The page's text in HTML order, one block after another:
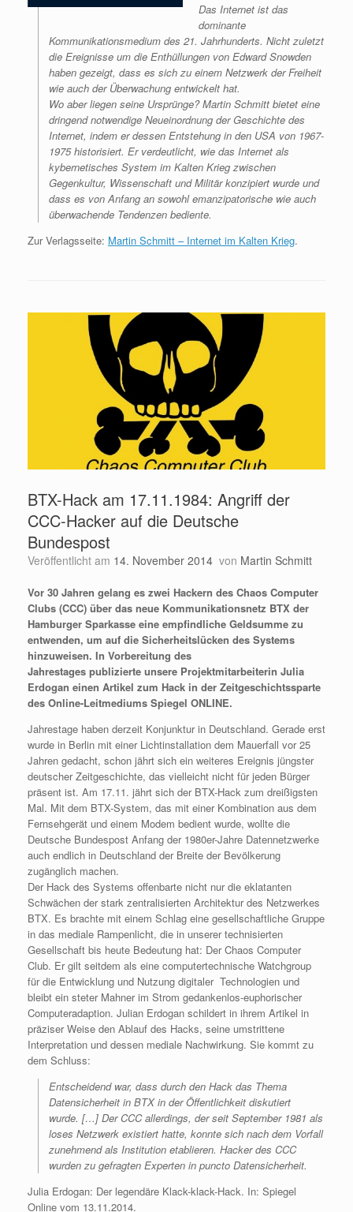
Das Internet ist das
dominante
Kommunikationsmedium des 21. Jahrhunderts. Nicht zuletzt
die Ereignisse um die Enthüllungen von Edward Snowden
haben gezeigt, dass es sich zu einem Netzwerk der Freiheit
wie auch der Überwachung entwickelt hat.
Wo aber liegen seine Ursprünge? Martin Schmitt bietet eine
dringend notwendige Neueinordnung der Geschichte des
Internet, indem er dessen Entstehung in den USA von 1967-
1975 historisiert. Er verdeutlicht, wie das Internet als
kybernetisches System im Kalten Krieg zwischen
Gegenkultur, Wissenschaft und Militär konzipiert wurde und
dass es von Anfang an sowohl emanzipatorische wie auch
überwachende Tendenzen bediente.
Zur Verlagsseite: Martin Schmitt – Internet im Kalten Krieg.
BTX-Hack am 17.11.1984: Angriff der
CCC-Hacker auf die Deutsche
Bundespost
Veröffentlicht am 14. November 2014 von Martin Schmitt
Vor 30 Jahren gelang es zwei Hackern des Chaos Computer
Clubs (CCC) über das neue Kommunikationsnetz BTX der
Hamburger Sparkasse eine empfindliche Geldsumme zu
entwenden, um auf die Sicherheitslücken des Systems
hinzuweisen. In Vorbereitung des
Jahrestages publizierte unsere Projektmitarbeiterin Julia
Erdogan einen Artikel zum Hack in der Zeitgeschichtssparte
des Online-Leitmediums Spiegel ONLINE.
Jahrestage haben derzeit Konjunktur in Deutschland. Gerade erst
wurde in Berlin mit einer Lichtinstallation dem Mauerfall vor 25
Jahren gedacht, schon jährt sich ein weiteres Ereignis jüngster
deutscher Zeitgeschichte, das vielleicht nicht für jeden Bürger
präsent ist. Am 17.11. jährt sich der BTX-Hack zum dreißigsten
Mal. Mit dem BTX-System, das mit einer Kombination aus dem
Fernsehgerät und einem Modem bedient wurde, wollte die
Deutsche Bundespost Anfang der 1980er-Jahre Datennetzwerke
auch endlich in Deutschland der Breite der Bevölkerung
zugänglich machen.
Der Hack des Systems offenbarte nicht nur die eklatanten
Schwächen der stark zentralisierten Architektur des Netzwerkes
BTX. Es brachte mit einem Schlag eine gesellschaftliche Gruppe
in das mediale Rampenlicht, die in unserer technisierten
Gesellschaft bis heute Bedeutung hat: Der Chaos Computer
Club. Er gilt seitdem als eine computertechnische Watchgroup
für die Entwicklung und Nutzung digitaler Technologien und
bleibt ein steter Mahner im Strom gedankenlos-euphorischer
Computeradaption. Julian Erdogan schildert in ihrem Artikel in
präziser Weise den Ablauf des Hacks, seine umstrittene
Interpretation und dessen mediale Nachwirkung. Sie kommt zu
dem Schluss:
Entscheidend war, dass durch den Hack das Thema
Datensicherheit in BTX in der Öffentlichkeit diskutiert
wurde. […] Der CCC allerdings, der seit September 1981 als
loses Netzwerk existiert hatte, konnte sich nach dem Vorfall
zunehmend als Institution etablieren. Hacker des CCC
wurden zu gefragten Experten in puncto Datensicherheit.
Julia Erdogan: Der legendäre Klack-klack-Hack. In: Spiegel
Online vom 13.11.2014.